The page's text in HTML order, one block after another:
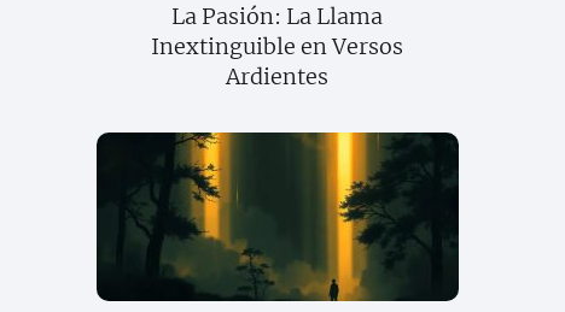
La Pasión: La Llama
Inextinguible en Versos
Ardientes